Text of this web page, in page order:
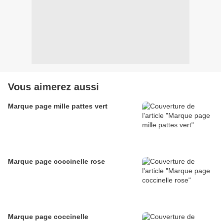
Vous aimerez aussi
Marque page mille pattes vert
Marque page coccinelle rose
Marque page coccinelle